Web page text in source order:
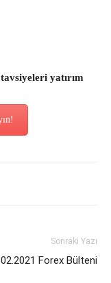
yatırım
Sonraki Yazı
Forex Bülteni